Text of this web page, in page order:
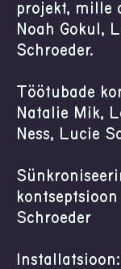
projekt, mille
Noah Gokul,
Schroeder.
Töötubade
Natalie Mik,
Ness, Lucie
Schroeder